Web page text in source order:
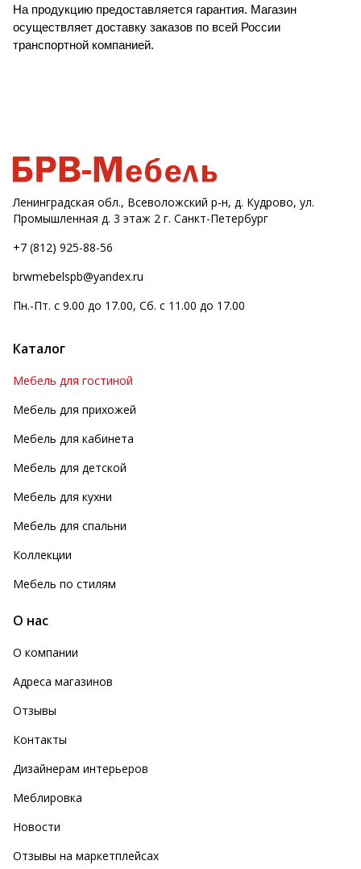
На продукцию предоставляется гарантия. Магазин
осуществляет доставку заказов по всей России
транспортной компанией.
Ленинградская обл., Всеволожский р-н, д. Кудрово, ул.
Промышленная д. 3 этаж 2 г. Санкт-Петербург
+7 (812) 925-88-56
brwmebelspb@yandex.ru
Пн.-Пт. с 9.00 до 17.00, Сб. с 11.00 до 17.00
Каталог
Мебель для гостиной
Мебель для прихожей
Мебель для кабинета
Мебель для детской
Мебель для кухни
Мебель для спальни
Коллекции
Мебель по стилям
О нас
О компании
Адреса магазинов
Отзывы
Контакты
Дизайнерам интерьеров
Меблировка
Новости
Отзывы на маркетплейсах